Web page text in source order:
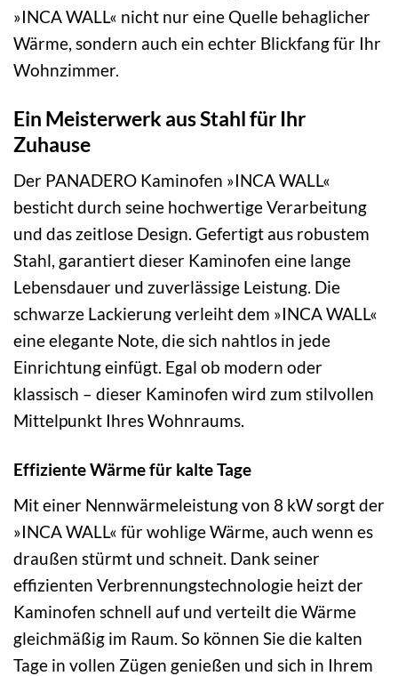
»INCA WALL« nicht nur eine Quelle behaglicher
Wärme, sondern auch ein echter Blickfang für Ihr
Wohnzimmer.
Ein Meisterwerk aus Stahl für Ihr
Zuhause
Der PANADERO Kaminofen »INCA WALL«
besticht durch seine hochwertige Verarbeitung
und das zeitlose Design. Gefertigt aus robustem
Stahl, garantiert dieser Kaminofen eine lange
Lebensdauer und zuverlässige Leistung. Die
schwarze Lackierung verleiht dem »INCA WALL«
eine elegante Note, die sich nahtlos in jede
Einrichtung einfügt. Egal ob modern oder
klassisch – dieser Kaminofen wird zum stilvollen
Mittelpunkt Ihres Wohnraums.
Effiziente Wärme für kalte Tage
Mit einer Nennwärmeleistung von 8 kW sorgt der
»INCA WALL« für wohlige Wärme, auch wenn es
draußen stürmt und schneit. Dank seiner
effizienten Verbrennungstechnologie heizt der
Kaminofen schnell auf und verteilt die Wärme
gleichmäßig im Raum. So können Sie die kalten
Tage in vollen Zügen genießen und sich in Ihrem